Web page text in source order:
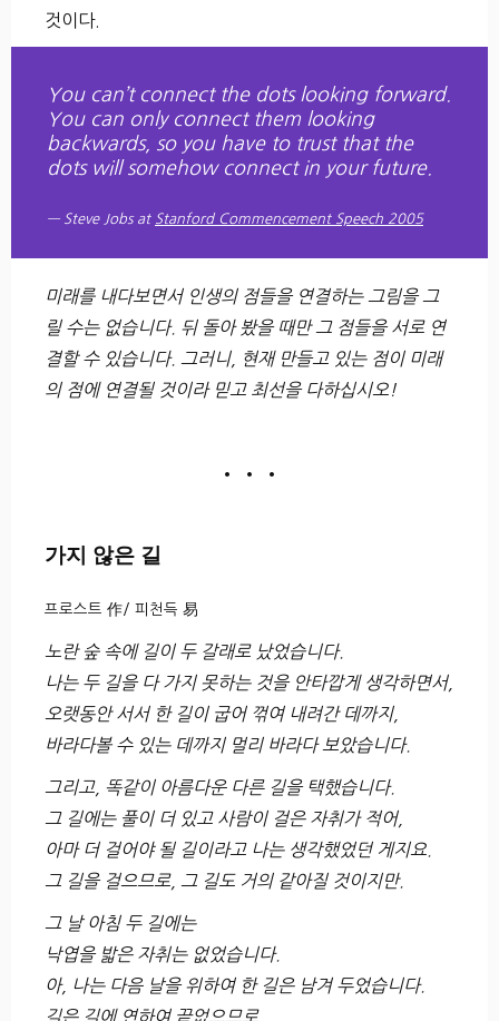
것이다.
You can’t connect the dots looking forward.
You can only connect them looking
backwards, so you have to trust that the
dots will somehow connect in your future.
Steve Jobs at Stanford Commencement Speech 2005
미래를 내다보면서 인생의 점들을 연결하는 그림을 그
릴 수는 없습니다. 뒤 돌아 봤을 때만 그 점들을 서로 연
결할 수 있습니다. 그러니, 현재 만들고 있는 점이 미래
의 점에 연결될 것이라 믿고 최선을 다하십시오!
• • •
가지 않은 길
프로스트 作/ 피천득 易
노란 숲 속에 길이 두 갈래로 났었습니다.
나는 두 길을 다 가지 못하는 것을 안타깝게 생각하면서,
오랫동안 서서 한 길이 굽어 꺾여 내려간 데까지,
바라다볼 수 있는 데까지 멀리 바라다 보았습니다.
그리고, 똑같이 아름다운 다른 길을 택했습니다.
그 길에는 풀이 더 있고 사람이 걸은 자취가 적어,
아마 더 걸어야 될 길이라고 나는 생각했었던 게지요.
그 길을 걸으므로, 그 길도 거의 같아질 것이지만.
그 날 아침 두 길에는
낙엽을 밟은 자취는 없었습니다.
아, 나는 다음 날을 위하여 한 길은 남겨 두었습니다.
길은 길에 연하여 끝없으므로